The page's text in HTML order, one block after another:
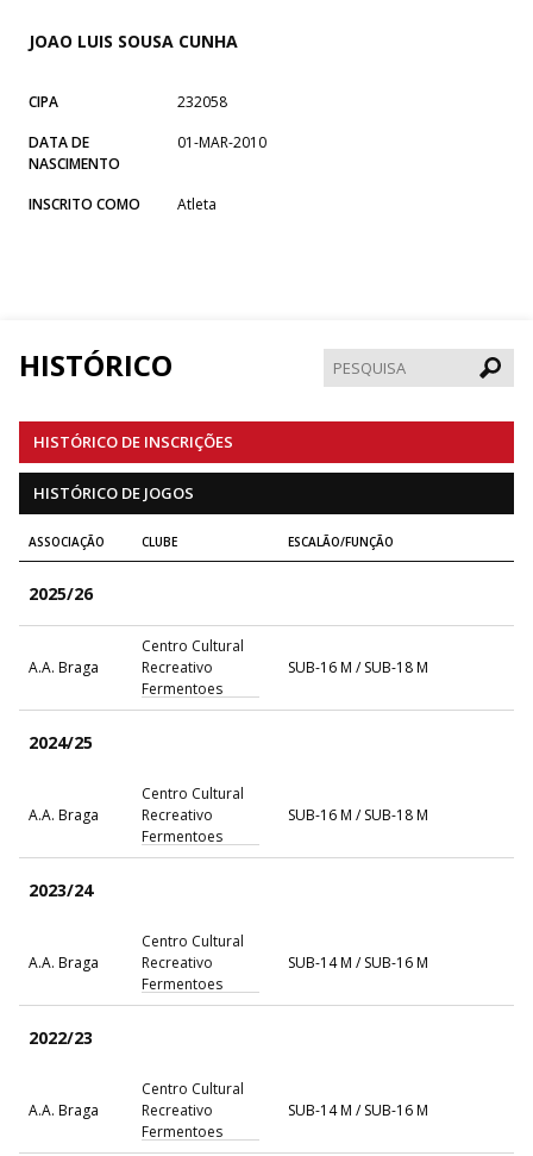
JOAO LUIS SOUSA CUNHA
CIPA
232058
DATA DE
NASCIMENTO
01-MAR-2010
INSCRITO COMO Atleta
HISTÓRICO
HISTÓRICO DE INSCRIÇÕES
HISTÓRICO DE JOGOS
ASSOCIAÇÃO CLUBE ESCALÃO/FUNÇÃO
2025/26
A.A. Braga
Centro Cultural
Recreativo
Fermentoes
SUB-16 M / SUB-18 M
2024/25
A.A. Braga
Centro Cultural
Recreativo
Fermentoes
SUB-16 M / SUB-18 M
2023/24
A.A. Braga
Centro Cultural
Recreativo
Fermentoes
SUB-14 M / SUB-16 M
2022/23
A.A. Braga
Centro Cultural
Recreativo
Fermentoes
SUB-14 M / SUB-16 M